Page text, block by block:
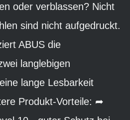
oder verblassen? Nicht
sind nicht aufgedruckt.
ABUS die
langlebigen
lange Lesbarkeit
Produkt-Vorteile: ➦